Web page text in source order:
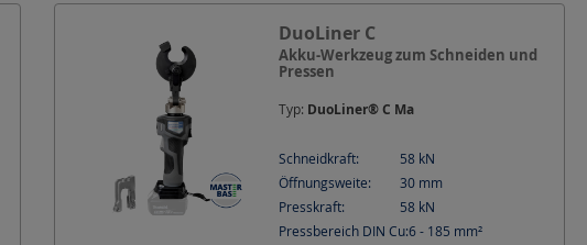
DuoLiner C
Akku-Werkzeug zum Schneiden und
Pressen
Typ: DuoLiner® C Ma
Schneidkraft: 58 kN
Öffnungsweite:
30 mm
Presskraft:
58 kN
Pressbereich DIN Cu:6 - 185 mm²